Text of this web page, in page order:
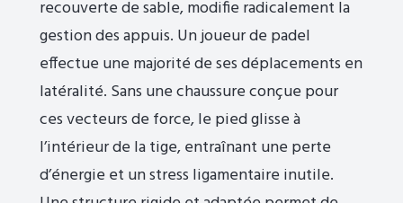
recouverte de sable, modifie radicalement la
gestion des appuis. Un joueur de padel
effectue une majorité de ses déplacements en
latéralité. Sans une chaussure conçue pour
ces vecteurs de force, le pied glisse à
l’intérieur de la tige, entraînant une perte
d’énergie et un stress ligamentaire inutile.